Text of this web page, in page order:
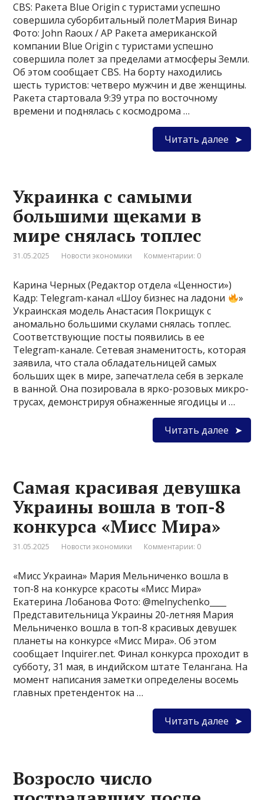
CBS: Ракета Blue Origin с туристами успешно
совершила суборбитальный полетМария Винар
Фото: John Raoux / AP Ракета американской
компании Blue Origin с туристами успешно
совершила полет за пределами атмосферы Земли.
Об этом сообщает CBS. На борту находились
шесть туристов: четверо мужчин и две женщины.
Ракета стартовала 9:39 утра по восточному
времени и поднялась с космодрома …
Читать далее
Украинка с самыми
большими щеками в
мире снялась топлес
31.05.2025 Новости экономики Комментарии: 0
Карина Черных (Редактор отдела «Ценности»)
Кадр: Telegram-канал «Шоу бизнес на ладони
»
Украинская модель Анастасия Покрищук с
аномально большими скулами снялась топлес.
Соответствующие посты появились в ее
Telegram-канале. Сетевая знаменитость, которая
заявила, что стала обладательницей самых
больших щек в мире, запечатлела себя в зеркале
в ванной. Она позировала в ярко-розовых микро-
трусах, демонстрируя обнаженные ягодицы и …
Читать далее
Самая красивая девушка
Украины вошла в топ-8
конкурса «Мисс Мира»
31.05.2025 Новости экономики Комментарии: 0
«Мисс Украина» Мария Мельниченко вошла в
топ-8 на конкурсе красоты «Мисс Мира»
Екатерина Лобанова Фото: @melnychenko____
Представительница Украины 20-летняя Мария
Мельниченко вошла в топ-8 красивых девушек
планеты на конкурсе «Мисс Мира». Об этом
сообщает Inquirer.net. Финал конкурса проходит в
субботу, 31 мая, в индийском штате Телангана. На
момент написания заметки определены восемь
главных претенденток на …
Читать далее
Возросло число